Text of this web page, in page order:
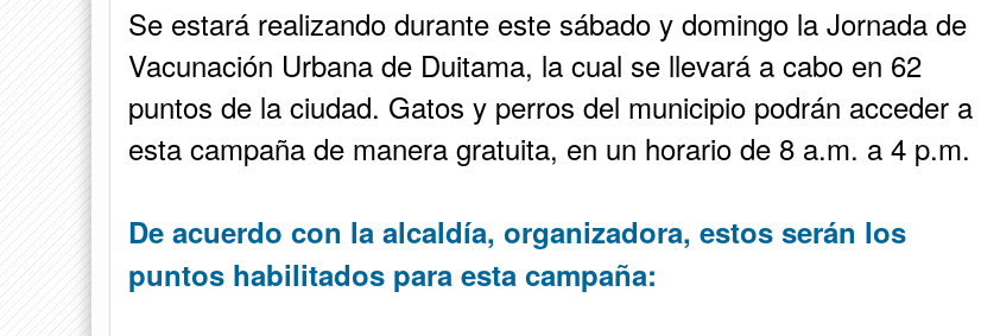
Se estará realizando durante este sábado y domingo la Jornada de
Vacunación Urbana de Duitama, la cual se llevará a cabo en 62
puntos de la ciudad. Gatos y perros del municipio podrán acceder a
esta campaña de manera gratuita, en un horario de 8 a.m. a 4 p.m.
De acuerdo con la alcaldía, organizadora, estos serán los
puntos habilitados para esta campaña: